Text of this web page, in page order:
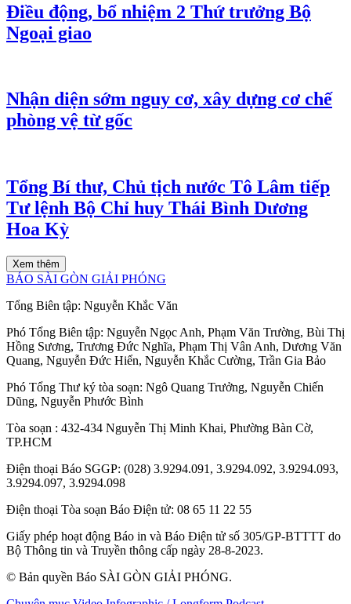
Điều động, bổ nhiệm 2 Thứ trưởng Bộ
Ngoại giao
Nhận diện sớm nguy cơ, xây dựng cơ chế
phòng vệ từ gốc
Tổng Bí thư, Chủ tịch nước Tô Lâm tiếp
Tư lệnh Bộ Chỉ huy Thái Bình Dương
Hoa Kỳ
Xem thêm
BÁO SÀI GÒN GIẢI PHÓNG
Tổng Biên tập: Nguyễn Khắc Văn
Phó Tổng Biên tập: Nguyễn Ngọc Anh, Phạm Văn Trường, Bùi Thị
Hồng Sương, Trương Đức Nghĩa, Phạm Thị Vân Anh, Dương Văn
Quang, Nguyễn Đức Hiển, Nguyễn Khắc Cường, Trần Gia Bảo
Phó Tổng Thư ký tòa soạn: Ngô Quang Trưởng, Nguyễn Chiến
Dũng, Nguyễn Phước Bình
Tòa soạn : 432-434 Nguyễn Thị Minh Khai, Phường Bàn Cờ,
TP.HCM
Điện thoại Báo SGGP: (028) 3.9294.091, 3.9294.092, 3.9294.093,
3.9294.097, 3.9294.098
Điện thoại Tòa soạn Báo Điện tử: 08 65 11 22 55
Giấy phép hoạt động Báo in và Báo Điện tử số 305/GP-BTTTT do
Bộ Thông tin và Truyền thông cấp ngày 28-8-2023.
© Bản quyền Báo SÀI GÒN GIẢI PHÓNG.